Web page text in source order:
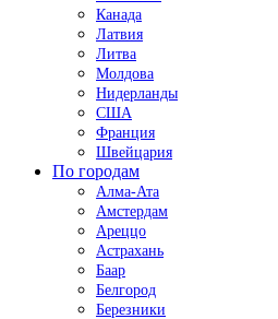
Канада
Латвия
Литва
Молдова
Нидерланды
США
Франция
Швейцария
По городам
Алма-Ата
Амстердам
Ареццо
Астрахань
Баар
Белгород
Березники